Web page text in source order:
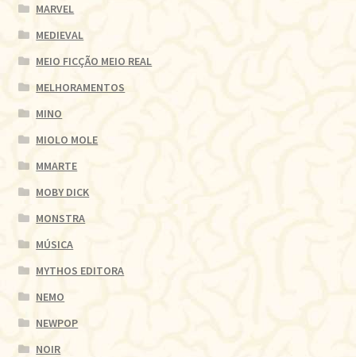
MARVEL
MEDIEVAL
MEIO FICÇÃO MEIO REAL
MELHORAMENTOS
MINO
MIOLO MOLE
MMARTE
MOBY DICK
MONSTRA
MÚSICA
MYTHOS EDITORA
NEMO
NEWPOP
NOIR